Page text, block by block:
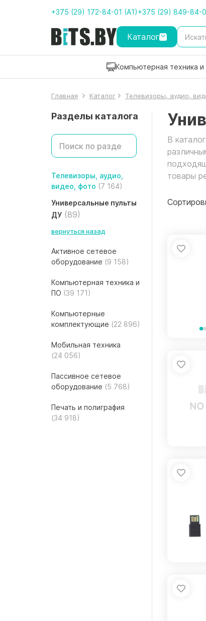
+375 (29) 172-84-01 (A1)+375 (29) 849-84-
Каталог
Компьютерная техника
Главная Каталог Телевизоры, аудио,
Разделы каталога
Телевизоры, аудио,
видео, фото (7 164)
Универсальные пульты
ДУ (89)
вернуться назад
Активное сетевое
оборудование (9 158)
Компьютерная техника и
ПО (39 171)
Компьютерные
комплектующие (22 896)
Мобильная техника
(24 056)
Пассивное сетевое
оборудование (5 768)
Печать и полиграфия
(34 918)
В
товары